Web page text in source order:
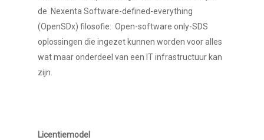
de Nexenta Software-defined-everything
(OpenSDx) filosofie: Open-software only-SDS
oplossingen die ingezet kunnen worden voor alles
wat maar onderdeel van een IT infrastructuur kan
zijn.
Licentiemodel